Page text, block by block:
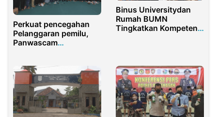
Perkuat pencegahan
Pelanggaran pemilu,
Panwascam
Kambtibmas
Forkopimka
Tanggulangin
Binus Universitydan
Rumah BUMN
Tingkatkan Kompetensi